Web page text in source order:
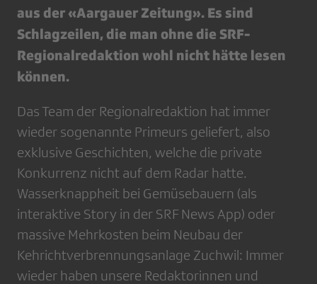
aus der «Aargauer Zeitung». Es sind
Schlagzeilen, die man ohne die SRF-
Regionalredaktion wohl nicht hätte lesen
können.
Das Team der Regionalredaktion hat immer
wieder sogenannte Primeurs geliefert, also
exklusive Geschichten, welche die private
Konkurrenz nicht auf dem Radar hatte.
Wasserknappheit bei Gemüsebauern (als
interaktive Story in der SRF News App) oder
massive Mehrkosten beim Neubau der
Kehrichtverbrennungsanlage Zuchwil: Immer
wieder haben unsere Redaktorinnen und